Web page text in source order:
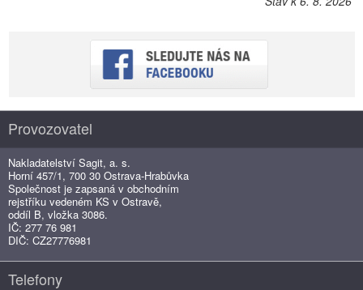
Provozovatel
Nakladatelství Sagit, a. s.
Horní 457/1, 700 30 Ostrava-Hrabůvka
Společnost je zapsaná v obchodním
rejstříku vedeném KS v Ostravě,
oddíl B, vložka 3086.
IČ: 277 76 981
DIČ: CZ27776981
Telefony